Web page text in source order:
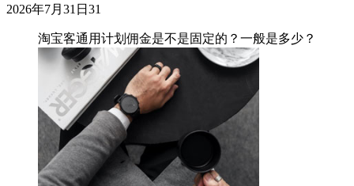
2026年7月31日 31
淘宝客通用计划佣金是不是固定的？一般是多少？